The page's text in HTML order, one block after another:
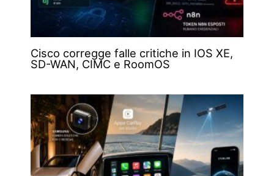
Cisco corregge falle critiche in IOS XE,
SD-WAN, CIMC e RoomOS